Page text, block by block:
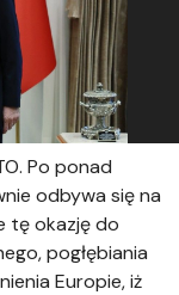
Po ponad
odbywa się na
tę okazję do
pogłębiania
Europie, iż